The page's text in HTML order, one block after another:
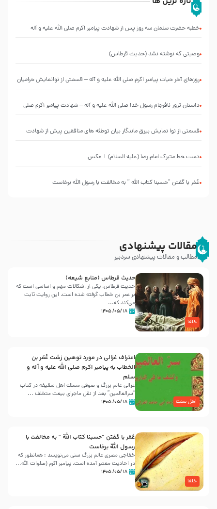
خطبه حضرت سلمان سه روز پس از شهادت پیامبر اکرم صلی الله علیه و آله
وصیتی که نوشته نشد (حدیث قرطاس)
روزهای آخر حیات پیامبر اکرم صلی الله علیه و آله – قسمتی از نوانمایش حرامیان
‌‌‌‌‌‌‌داستان ترور نافرجام رسول خدا صلی الله علیه و آله – شهادت پیامبر اکرم صلی
قسمتی از نوا نمایش بیرق ماندگار بیان توطئه های منافقین پیش از شهادت
دست خط متبرک امام رضا (علیه السلام) + عکس
عُمَر با گفتن “حسبنا كتاب اللّه ” به مخالفت با رسول اللّه برخاست
مقالات پیشنهادی
مطالب و مقالات پیشنهادی سردبیر
خلفا
حدیث قرطاس (منابع شیعه)
حدیث قرطاس، یکی از اشکالات مهم و اساسی است که
بر عمر بن خطاب گرفته شده است، این روایت ثابت
می‌کند که...
۱۸ /۰۵/ ۱۴۰۵
اهل سنت
اعتراف غزالی در مورد توهین زشت عُمَر بن
الخطاب به پیامبر اکرم صلی الله علیه و آله و
سلم
غزالی عالم بزرگ و صوفی مسلك اهل سقيفه در کتاب
“سرالعالمین” بعد از نقل ماجرای بیعت متخلف ...
۱۸ /۰۵/ ۱۴۰۵
خلفا
عُمَر با گفتن “حسبنا كتاب اللّه ” به مخالفت با
رسول اللّه برخاست
خفاجی مصری عالم بزرگ سنی می‌نویسد : همانطور که
در احادیث معتبر آمده است، پیامبر اکرم (صلوات اللّه...
۱۸ /۰۵/ ۱۴۰۵